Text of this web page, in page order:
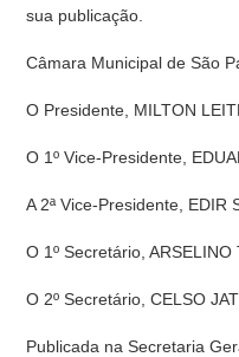
sua publicação.
Câmara Municipal de São
O Presidente, MILTON
O 1º Vice-Presidente,
A 2ª Vice-Presidente, EDIR
O 1º Secretário, ARSELINO
O 2º Secretário, CELSO
Publicada na Secretaria